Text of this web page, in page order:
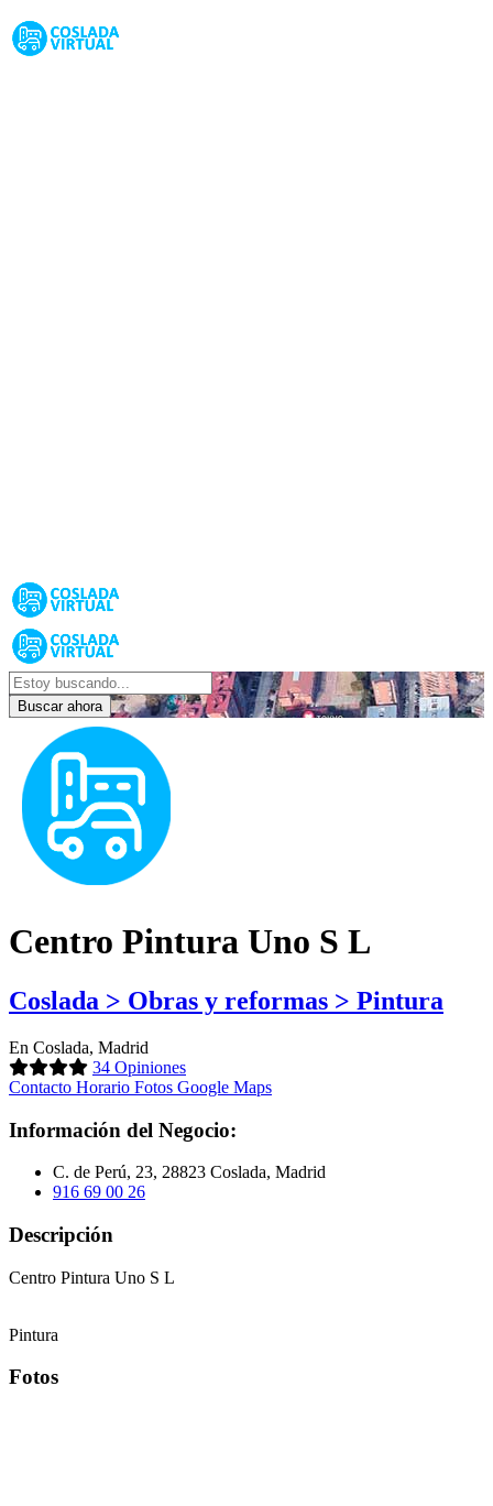
Buscar ahora
Centro Pintura Uno S L
Coslada > Obras y reformas > Pintura
En Coslada, Madrid
34 Opiniones
Contacto Horario Fotos Google Maps
Información del Negocio:
C. de Perú, 23, 28823 Coslada, Madrid
916 69 00 26
Descripción
Centro Pintura Uno S L
Pintura
Fotos